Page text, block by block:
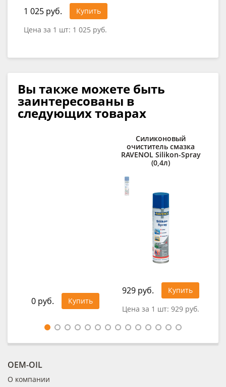
1 025 руб.
Купить
Цена за 1 шт: 1 025 руб.
Вы также можете быть
заинтересованы в
следующих товарах
0 руб. Купить
Силиконовый
очиститель смазка
RAVENOL Silikon-Spray
(0,4л)
929 руб.
Купить
Цена за 1 шт: 929 руб.
OEM-OIL
О компании